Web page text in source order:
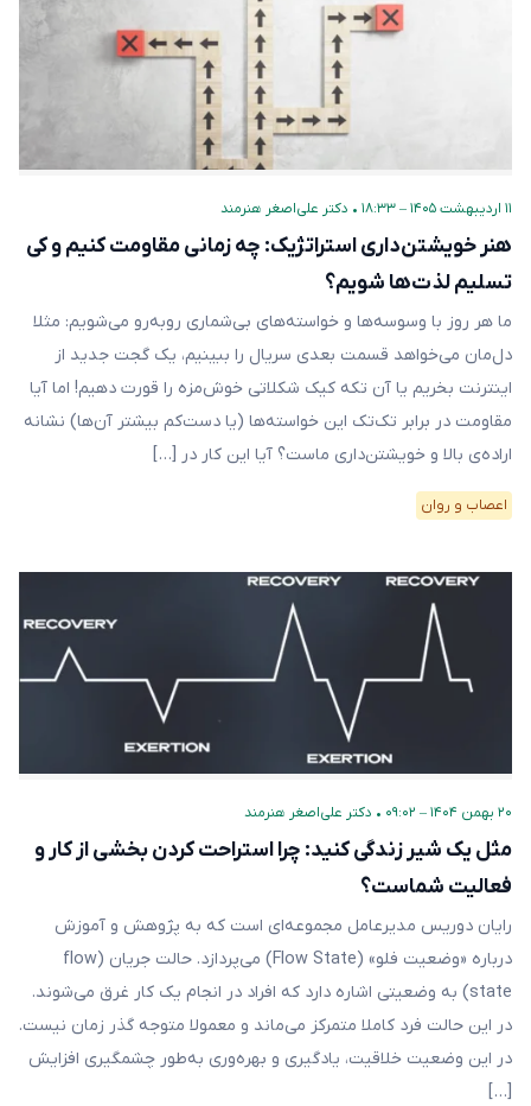
۱۱ اردیبهشت ۱۴۰۵ – ۱۸:۳۳ • دکتر علی‌اصغر هنرمند
هنر خویشتن‌داری استراتژیک: چه زمانی مقاومت کنیم و کی
تسلیم لذت‌ها شویم؟
ما هر روز با وسوسه‌ها و خواسته‌های بی‌شماری روبه‌رو می‌شویم: مثلا
دل‌مان می‌خواهد قسمت بعدی سریال را ببینیم، یک گجت جدید از
اینترنت بخریم یا آن تکه کیک شکلاتی خوش‌مزه را قورت دهیم! اما آیا
مقاومت در برابر تک‌تک این خواسته‌ها (یا دست‌کم بیشتر آن‌ها) نشانه
اراده‌ی بالا و خویشتن‌داری ماست؟ آیا این کار در […]
اعصاب و روان
۲۰ بهمن ۱۴۰۴ – ۰۹:۰۲ • دکتر علی‌اصغر هنرمند
مثل یک شیر زندگی کنید: چرا استراحت کردن بخشی از کار و
فعالیت شماست؟
رایان دوریس مدیرعامل مجموعه‌ای است که به پژوهش و آموزش
درباره «وضعیت فلو» (Flow State) می‌پردازد. حالت جریان (flow
state) به وضعیتی اشاره دارد که افراد در انجام یک کار غرق می‌شوند.
در این حالت فرد کاملا متمرکز می‌ماند و معمولا متوجه گذر زمان نیست.
در این وضعیت خلاقیت، یادگیری و بهره‌وری به‌طور چشمگیری افزایش
[…]